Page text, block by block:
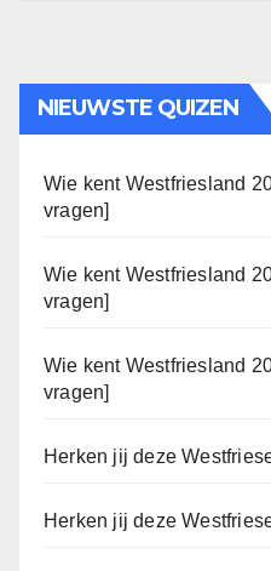
NIEUWSTE QUIZEN
Wie kent Westfriesland
vragen]
Wie kent Westfriesland
vragen]
Wie kent Westfriesland
vragen]
Herken jij deze
Herken jij deze